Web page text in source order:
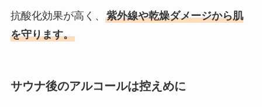
抗酸化効果が高く、 紫外線や乾燥ダメージから肌
を守ります。
サウナ後のアルコールは控えめに